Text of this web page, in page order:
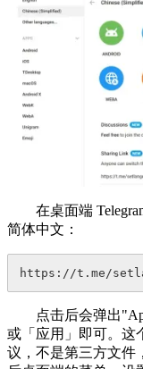
在桌面端
简体中文：
https://t.me/
点击后会弹出
或「应用」即可。这
议，不是第三方文件